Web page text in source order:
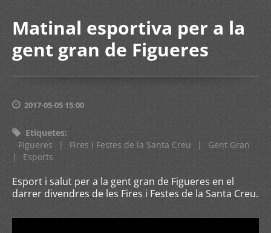
Matinal esportiva per a la
gent gran de Figueres
2017-05-05 15:00
Etiquetes:
Figueres
| Fires i Festes de la Santa Creu |
Gent Gran
|
Esports
Esport i salut per a la gent gran de Figueres en el
darrer divendres de les Fires i Festes de la Santa Creu.